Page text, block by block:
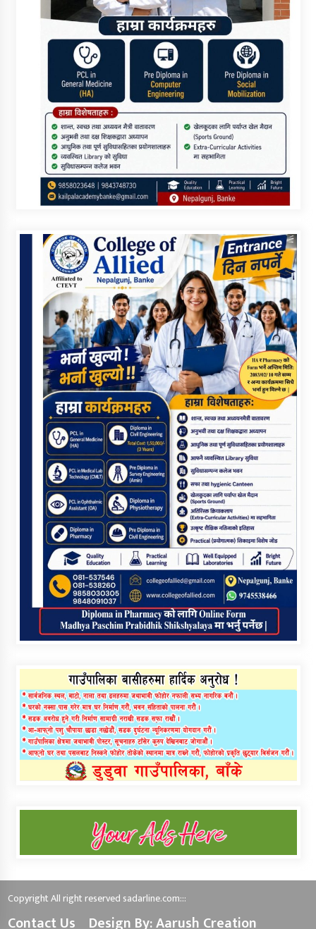
Copyright All right reserved sadarline.com:::
Contact Us Design By: Aarush Creation